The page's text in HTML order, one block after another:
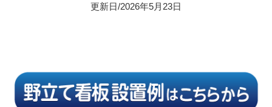
更新日/2026年5月23日